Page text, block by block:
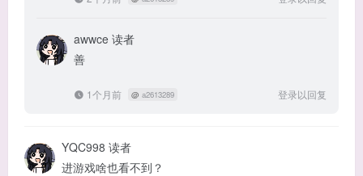
awwce 读者
善
1个月前 @ a2613289 登录以回复
YQC998 读者
进游戏啥也看不到？